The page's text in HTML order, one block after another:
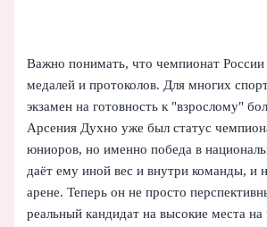
Важно понимать, что чемпионат России
медалей и протоколов. Для многих
экзамен на готовность к "взрослому"
Арсения Духно уже был статус
юниоров, но именно победа в
даёт ему иной вес и внутри команды, и
арене. Теперь он не просто
реальный кандидат на высокие места на